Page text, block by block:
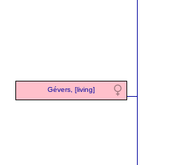
Gévers, [living]